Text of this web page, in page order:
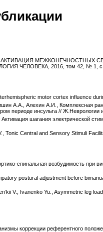
АКТИВАЦИЯ
ЧЕЛОВЕКА, 2016, том 42, № 1, с.
motor cortex influence
А.А., Алехин А.И., Комплексная
периоде инсульта //
шагания электрической
Tonic Central and Sensory Stimuli
спинальная возбудимость при
postural adjustment before
V., Ivanenko Yu., Asymmetric leg
коррекции референтного